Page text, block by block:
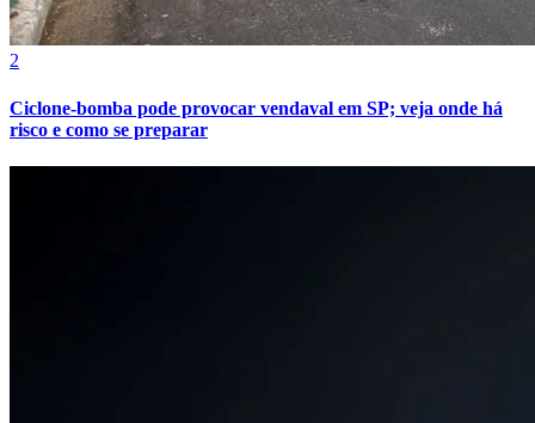
2
Ciclone-bomba pode provocar vendaval em SP; veja onde há
risco e como se preparar